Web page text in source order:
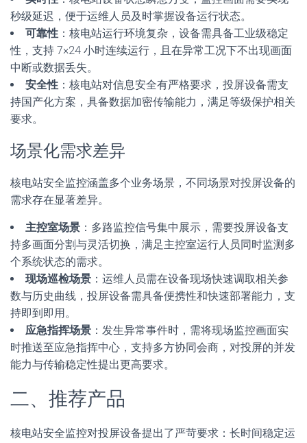
秒级延迟，便于运维人员及时掌握设备运行状态。
可靠性 ：核电站运行环境复杂，设备需具备工业级稳定
性，支持 7×24 小时连续运行，且在异常工况下不出现画面
中断或数据丢失。
安全性 ：核电站对信息安全有严格要求，投屏设备需支
持国产化方案，具备数据加密传输能力，满足等级保护相关
要求。
场景化需求差异
核电站安全监控涵盖多个业务场景，不同场景对投屏设备的
需求存在显著差异。
主控室场景 ：多路监控信号集中展示，需要投屏设备支
持多画面分割与灵活切换，满足主控室运行人员同时监测多
个系统状态的需求。
现场巡检场景 ：运维人员需在设备现场快速调取相关参
数与历史曲线，投屏设备需具备便携性和快速部署能力，支
持即到即用。
应急指挥场景 ：发生异常事件时，需将现场监控画面实
时推送至应急指挥中心，支持多方协同会商，对投屏的并发
能力与传输稳定性提出更高要求。
二、推荐产品
核电站安全监控对投屏设备提出了严苛要求：长时间稳定运